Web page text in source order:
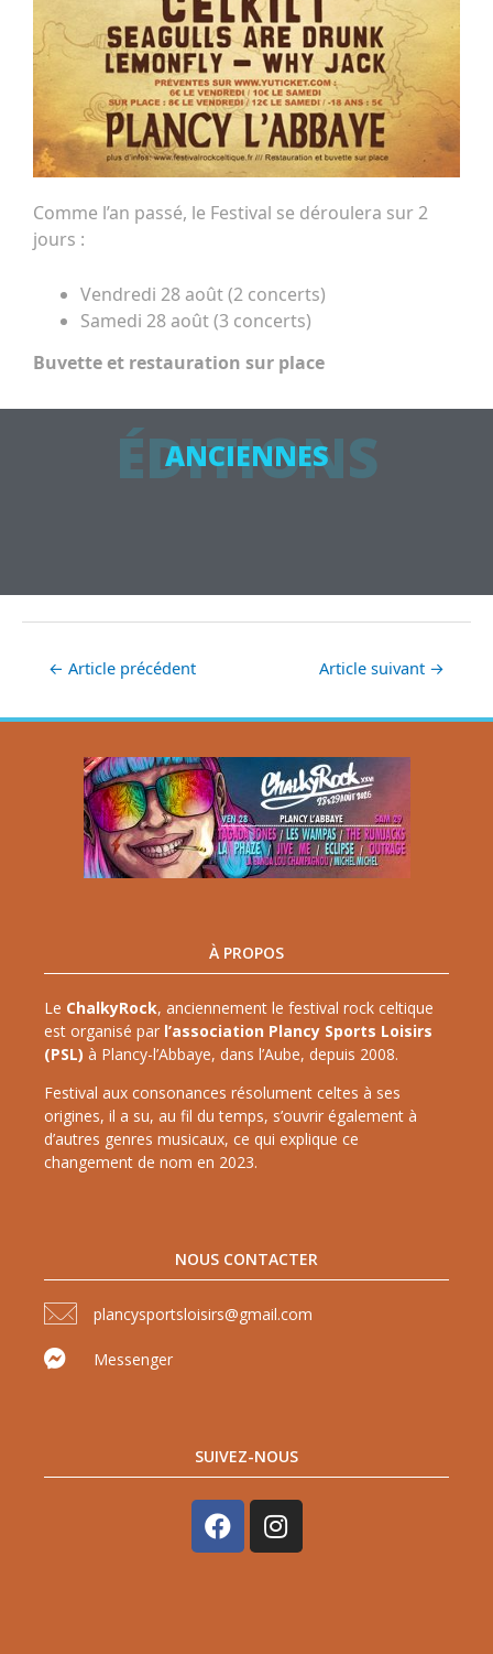
Comme l’an passé, le Festival se déroulera sur 2
jours :
Vendredi 28 août (2 concerts)
Samedi 28 août (3 concerts)
Buvette et restauration sur place
ANCIENNES
ÉDITIONS
← Article précédent Article suivant →
À PROPOS
Le ChalkyRock, anciennement le festival rock celtique
est organisé par l’association Plancy Sports Loisirs
(PSL) à Plancy-l’Abbaye, dans l’Aube, depuis 2008.
Festival aux consonances résolument celtes à ses
origines, il a su, au fil du temps, s’ouvrir également à
d’autres genres musicaux, ce qui explique ce
changement de nom en 2023.
NOUS CONTACTER
plancysportsloisirs@gmail.com
Messenger
SUIVEZ-NOUS